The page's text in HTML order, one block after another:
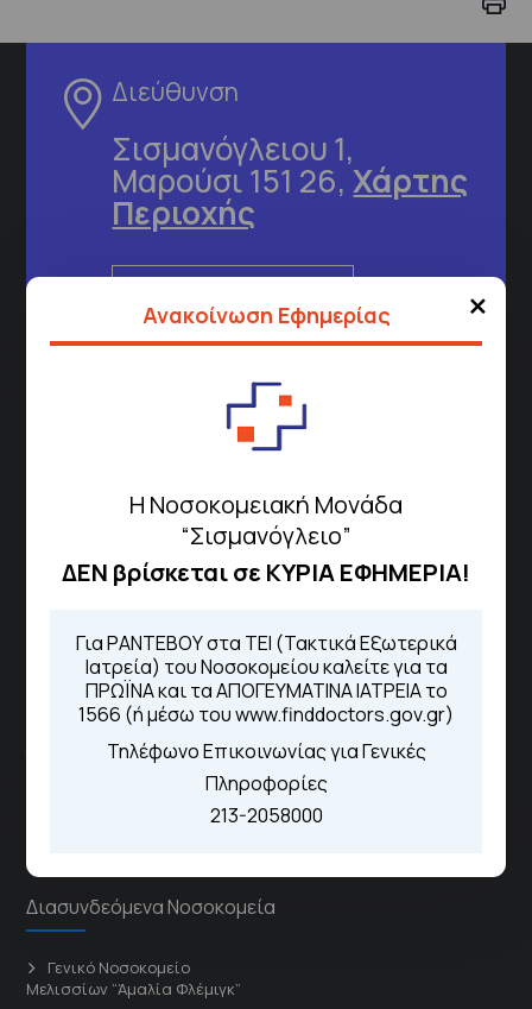
×
Ανακοίνωση Εφημερίας
Η Νοσοκομειακή Μονάδα
“Σισμανόγλειο”
ΔΕΝ βρίσκεται σε ΚΥΡΙΑ ΕΦΗΜΕΡΙΑ!
Για ΡΑΝΤΕΒΟΥ στα ΤΕΙ (Τακτικά Εξωτερικά
Ιατρεία) του Νοσοκομείου καλείτε για τα
ΠΡΩΪΝΑ και τα ΑΠΟΓΕΥΜΑΤΙΝΑ ΙΑΤΡΕΙΑ το
1566 (ή μέσω του www.finddoctors.gov.gr)
Τηλέφωνο Επικοινωνίας για Γενικές
Πληροφορίες
213-2058000
Διεύθυνση
Σισμανόγλειου 1,
Μαρούσι 151 26,Χάρτης
Περιοχής
Τηλέφωνα για Ραντεβού
Για τα πρωινά και τα απογευματινά
Από τον ιστότοποeΡαντεβού
Καλώντας στην φωνητική πύλη του
1566
Μέσω της εφαρμογής "MyHealth
ΓΝΑ Νοσοκομείο Σισμανόγλειο - Αμαλία Φλέμιγκ
Το Σισμανόγλειο συνεργάζεται με άλλα νοσηλευτικά
ιδρύματα και μονάδες υγείας στα πλαίσια εφαρμογής
ειδικών προγραμμάτων βελτίωσης της ποιότητας
Διασυνδεόμενα Νοσοκομεία
Γενικό Νοσοκομείο
Μελισσίων “Άμαλία Φλέμιγκ”